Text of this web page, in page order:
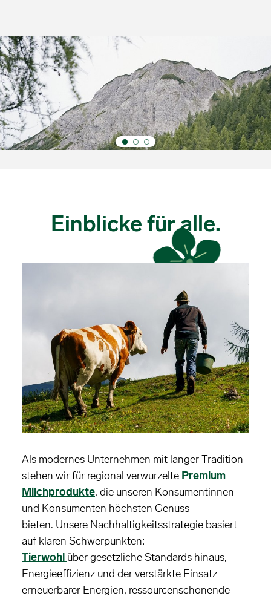
Bewusst handeln.
Zukunft gestalten.
Einblicke für alle.
Als modernes Unternehmen mit langer Tradition
stehen wir für regional verwurzelte Premium
Milchprodukte, die unseren Konsumentinnen
und Konsumenten höchsten Genuss
bieten. Unsere Nachhaltigkeitsstrategie basiert
auf klaren Schwerpunkten:
Tierwohl über gesetzliche Standards hinaus,
Energieeffizienz und der verstärkte Einsatz
erneuerbarer Energien, ressourcenschonende